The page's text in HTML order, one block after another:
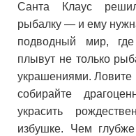
Санта Клаус решил
рыбалку — и ему
подводный мир,
плывут не только
украшениями. Ловите
собирайте
украсить
избушке. Чем